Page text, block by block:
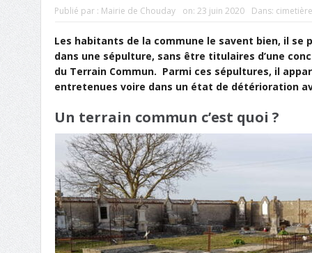
Publié par : Mairie de Chouday on:23 juin 2020 Dans:
Les habitants de la commune le savent bien, il
dans une sépulture, sans être titulaires d’une
du Terrain Commun. Parmi ces sépultures, il
entretenues voire dans un état de détérioration
Un terrain commun c’est quoi ?